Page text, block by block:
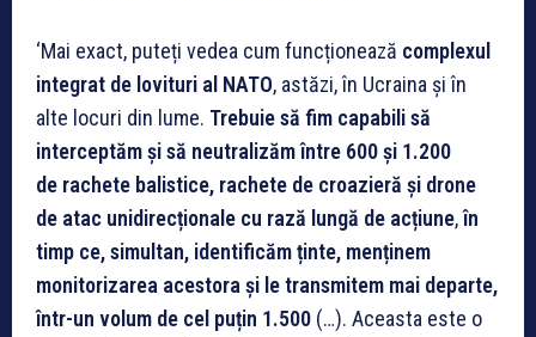
‘Mai exact, puteți vedea cum funcționează complexul
integrat de lovituri al NATO, astăzi, în Ucraina și în
alte locuri din lume. Trebuie să fim capabili să
interceptăm și să neutralizăm între 600 și 1.200
de rachete balistice, rachete de croazieră și drone
de atac unidirecționale cu rază lungă de acțiune,în
timp ce, simultan, identificăm ținte, menținem
monitorizarea acestora și le transmitem mai departe,
într-un volum de cel puțin 1.500 (…). Aceasta este o